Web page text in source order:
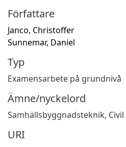
Författare
Janco, Christoffer
Sunnemar, Daniel
Typ
Examensarbete på grundnivå
Ämne/nyckelord
Samhällsbyggnadsteknik,
URI